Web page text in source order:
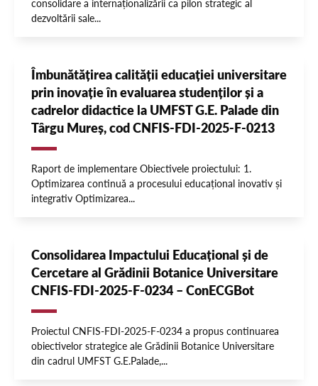
consolidare a internaționalizării ca pilon strategic al
dezvoltării sale...
Îmbunătățirea calității educației universitare
prin inovație în evaluarea studenților și a
cadrelor didactice la UMFST G.E. Palade din
Târgu Mureș, cod CNFIS-FDI-2025-F-0213
Raport de implementare Obiectivele proiectului: 1.
Optimizarea continuă a procesului educațional inovativ și
integrativ Optimizarea...
Consolidarea Impactului Educațional și de
Cercetare al Grădinii Botanice Universitare
CNFIS-FDI-2025-F-0234 – ConECGBot
Proiectul CNFIS-FDI-2025-F-0234 a propus continuarea
obiectivelor strategice ale Grădinii Botanice Universitare
din cadrul UMFST G.E.Palade,...